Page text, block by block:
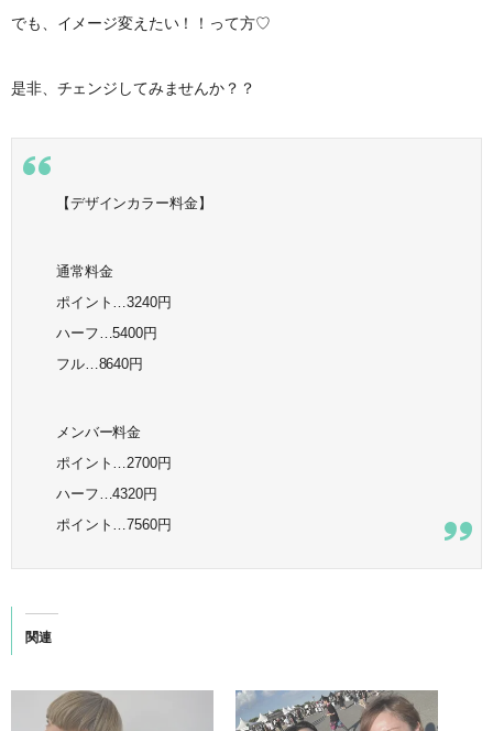
でも、イメージ変えたい！！って方♡
是非、チェンジしてみませんか？？
【デザインカラー料金】
通常料金
ポイント…3240円
ハーフ…5400円
フル…8640円
メンバー料金
ポイント…2700円
ハーフ…4320円
ポイント…7560円
関連